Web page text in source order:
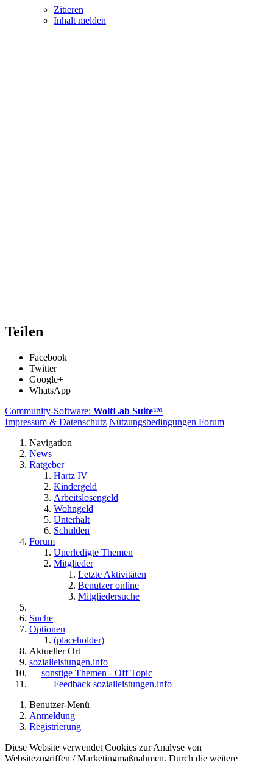
Zitieren
Inhalt melden
Teilen
Facebook
Twitter
Google+
WhatsApp
Community-Software: WoltLab Suite™
Impressum & Datenschutz Nutzungsbedingungen Forum
Navigation
News
Ratgeber
Hartz IV
Kindergeld
Arbeitslosengeld
Wohngeld
Unterhalt
Schulden
Forum
Unerledigte Themen
Mitglieder
Letzte Aktivitäten
Benutzer online
Mitgliedersuche
Suche
Optionen
(placeholder)
Aktueller Ort
sozialleistungen.info
sonstige Themen - Off Topic
Feedback sozialleistungen.info
Benutzer-Menü
Anmeldung
Registrierung
Diese Website verwendet Cookies zur Analyse von
Websitezugriffen / Marketingmaßnahmen. Durch die weitere